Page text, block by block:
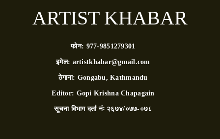
ARTIST KHABAR
फोन: 977-9851279301
इमेल: artistkhabar@gmail.com
ठेगाना: Gongabu, Kathmandu
Editor: Gopi Krishna Chapagain
सूचना विभाग दर्ता नंः २६७४/०७७-०७८